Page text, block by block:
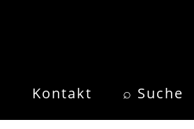
Kontakt ⌕ Suche